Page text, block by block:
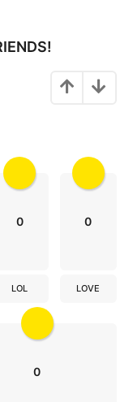
0
LOL
0
LOVE
0